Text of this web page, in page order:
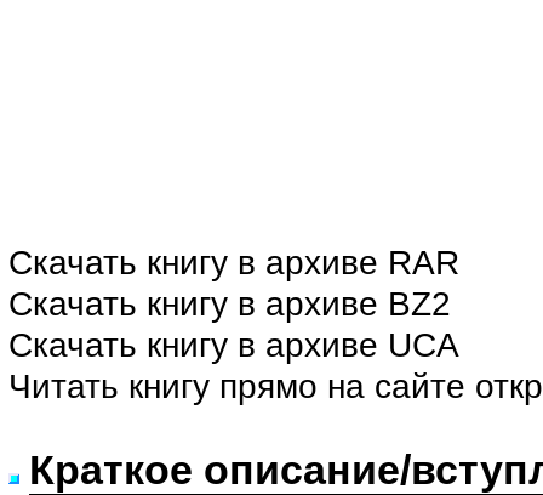
Скачать книгу в архиве RAR
Скачать книгу в архиве BZ2
Скачать книгу в архиве UCA
Читать книгу прямо на сайте
Краткое описание/